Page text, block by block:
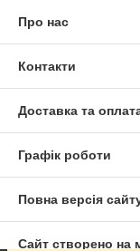
Про нас
Контакти
Доставка та
Графік роботи
Повна версія
Сайт створено на